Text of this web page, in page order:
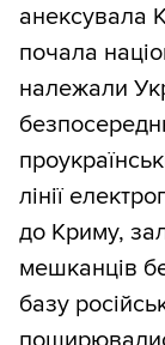
анексувала
почала
належали
лінії
до Криму,
мешканців
базу